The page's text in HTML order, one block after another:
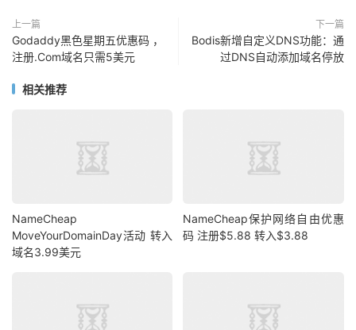
上一篇
Godaddy黑色星期五优惠码 ，
注册.Com域名只需5美元
下一篇
Bodis新增自定义DNS功能：通
过DNS自动添加域名停放
相关推荐
NameCheap
MoveYourDomainDay活动 转入
域名3.99美元
NameCheap保护网络自由优惠
码 注册$5.88 转入$3.88